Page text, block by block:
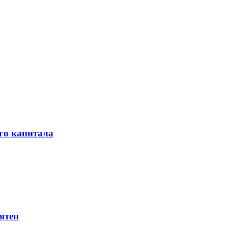
капитала